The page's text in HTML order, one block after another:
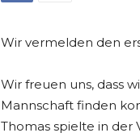
Wir vermelden den
Wir freuen uns, dass
Mannschaft finden
Thomas spielte in der